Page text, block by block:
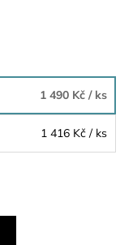
1 490 Kč / ks
1 416 Kč / ks